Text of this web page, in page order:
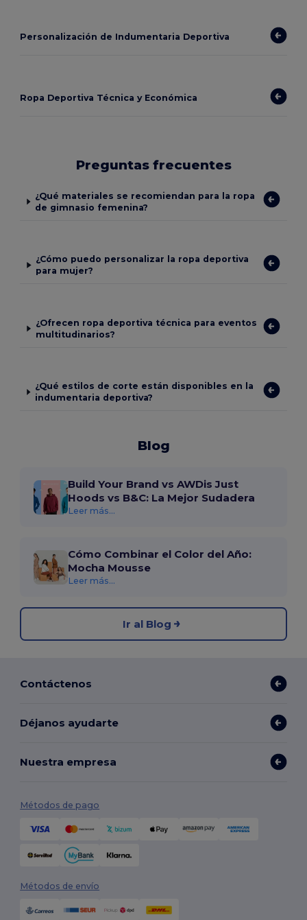
Personalización de Indumentaria Deportiva
Ropa Deportiva Técnica y Económica
Preguntas frecuentes
¿Qué materiales se recomiendan para la ropa
de gimnasio femenina?
¿Cómo puedo personalizar la ropa deportiva
para mujer?
¿Ofrecen ropa deportiva técnica para eventos
multitudinarios?
¿Qué estilos de corte están disponibles en la
indumentaria deportiva?
Blog
Build Your Brand vs AWDis Just
Hoods vs B&C: La Mejor Sudadera
Leer más...
Cómo Combinar el Color del Año:
Mocha Mousse
Leer más...
Ir al Blog
Contáctenos
Déjanos ayudarte
Nuestra empresa
Métodos de pago
Métodos de envío